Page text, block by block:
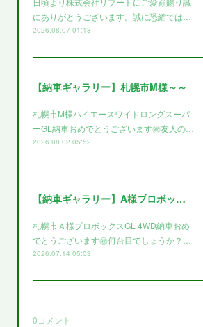
にありがとうございます。誠に恐縮では…
2026.08.07 01:18
【納車ギャラリー】札幌市M様～～
札幌市M様ハイエースワイドロングスーパ
ーGL納車おめでとうございます㊗️友人の…
2026.08.02 05:52
【納車ギャラリー】A様プロボックス～～
札幌市Ａ様プロボックスGL 4WD納車おめ
でとうございます㊗️何台目でしょうか？…
2026.07.14 05:03
0コメント